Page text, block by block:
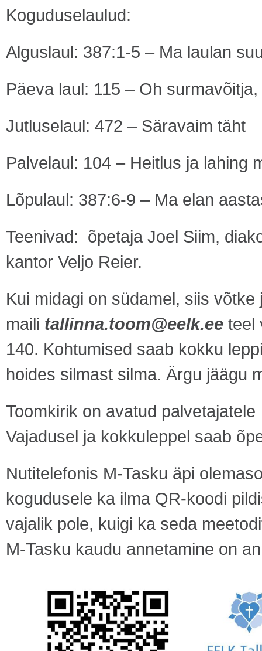
Koguduselaulud:
Alguslaul: 387:1-5 – Ma laulan
Päeva laul: 115 – Oh
Jutluselaul: 472 – Säravaim täht
Palvelaul: 104 – Heitlus ja lahing
Lõpulaul: 387:6-9 – Ma elan
Teenivad: õpetaja Joel Siim,
kantor Veljo Reier.
Kui midagi on südamel, siis võtke
maili tallinna.toom@eelk.ee teel
140. Kohtumised saab kokku
hoides silmast silma. Ärgu jäägu
Toomkirik on avatud
Vajadusel ja kokkuleppel saab
Nutitelefonis M-Tasku äpi
kogudusele ka ilma QR-koodi
vajalik pole, kuigi ka seda
M-Tasku kaudu annetamine on